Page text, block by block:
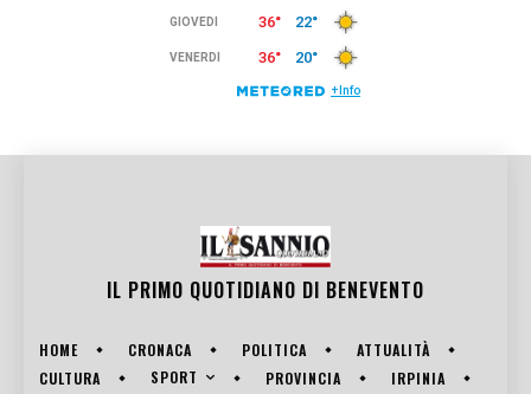
IL PRIMO QUOTIDIANO DI BENEVENTO
HOME CRONACA POLITICA
ATTUALITÀ
CULTURA
SPORT PROVINCIA
IRPINIA